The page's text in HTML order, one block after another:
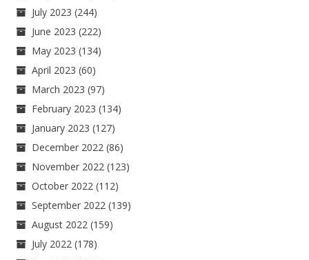
July 2023 (244)
June 2023 (222)
May 2023 (134)
April 2023 (60)
March 2023 (97)
February 2023 (134)
January 2023 (127)
December 2022 (86)
November 2022 (123)
October 2022 (112)
September 2022 (139)
August 2022 (159)
July 2022 (178)